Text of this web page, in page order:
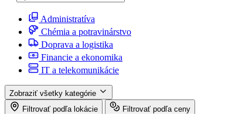
Administratíva
Chémia a potravinárstvo
Doprava a logistika
Financie a ekonomika
IT a telekomunikácie
Zobraziť všetky kategórie
Filtrovať podľa lokácie
Filtrovať podľa ceny